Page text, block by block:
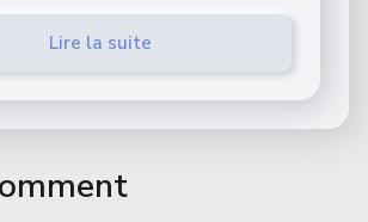
Lire la suite